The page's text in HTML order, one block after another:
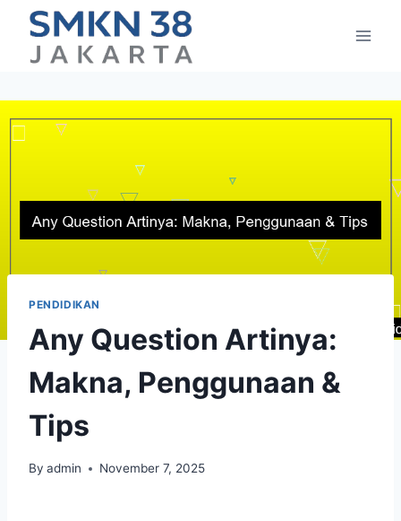
content
PENDIDIKAN
Any Question Artinya:
Makna, Penggunaan &
Tips
By admin November 7, 2025